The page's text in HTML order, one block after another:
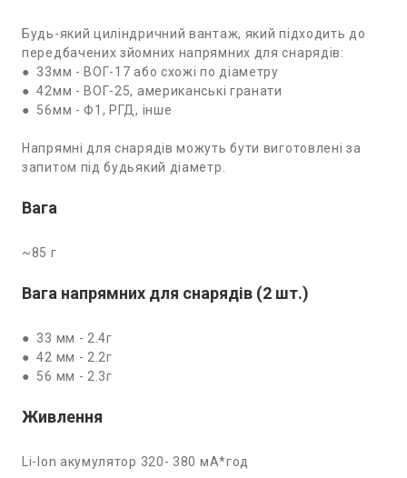
Будь-який циліндричний вантаж, який підходить до
передбачених зйомних напрямних для снарядів:
● 33мм - ВОГ-17 або схожі по діаметру
● 42мм - ВОГ-25, американські гранати
● 56мм - Ф1, РГД, інше
Напрямні для снарядів можуть бути виготовлені за
запитом під будьякий діаметр.
Вага
~85 г
Вага напрямних для снарядів (2 шт.)
● 33 мм - 2.4г
● 42 мм - 2.2г
● 56 мм - 2.3г
Живлення
Li-Ion акумулятор 320- 380 мА*год